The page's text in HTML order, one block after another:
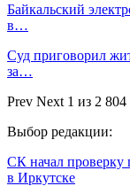
Байкальский
в…
Суд приговорил
за…
Prev Next 1 из 2 804
Выбор редакции:
СК начал проверку
в Иркутске